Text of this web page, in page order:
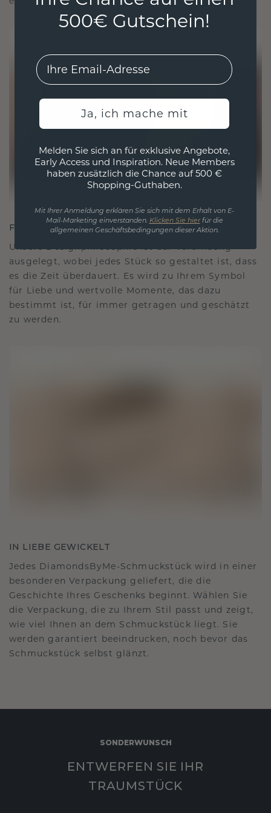
FÜR VERBINDUNGEN GESCHAFFEN
Unsere Designphilosophie ist auf Verbindung
ausgelegt, wobei jedes Stück so gestaltet ist, dass
es die Zeit überdauert. Es wird zu Ihrem Symbol
für Liebe und wertvolle Momente, das dazu
bestimmt ist, für immer getragen und geschätzt
zu werden.
IN LIEBE GEWICKELT
Jedes DiamondsByMe-Schmuckstück wird in einer
besonderen Verpackung geliefert, die die
Geschichte Ihres Geschenks beginnt. Wählen Sie
die Verpackung, die zu Ihrem Stil passt und zeigt,
wie viel Ihnen an dem Schmuckstück liegt. Sie
werden garantiert beeindrucken, noch bevor das
Schmuckstück selbst glänzt.
SONDERWUNSCH
ENTWERFEN SIE IHR
TRAUMSTÜCK
500€ Gutschein!
EMail
Ja, ich mache mit
Melden Sie sich an für exklusive Angebote,
Early Access und Inspiration. Neue Members
haben zusätzlich die Chance auf 500 €
Shopping-Guthaben.
Mit Ihrer Anmeldung erklären Sie sich mit dem Erhalt von E-
Mail-Marketing einverstanden. Klicken Sie hierfür die
allgemeinen Geschäftsbedingungen dieser Aktion.